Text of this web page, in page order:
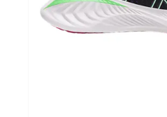
Chèques Cadeaux